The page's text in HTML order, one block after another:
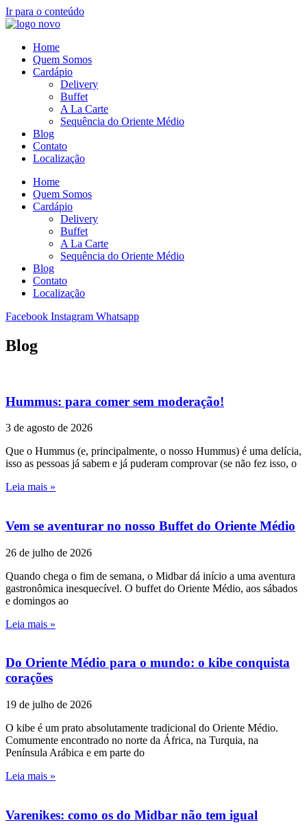
Ir para o conteúdo
Home
Quem Somos
Cardápio
Delivery
Buffet
A La Carte
Sequência do Oriente Médio
Blog
Contato
Localização
Home
Quem Somos
Cardápio
Delivery
Buffet
A La Carte
Sequência do Oriente Médio
Blog
Contato
Localização
Facebook Instagram Whatsapp
Blog
Hummus: para comer sem moderação!
3 de agosto de 2026
Que o Hummus (e, principalmente, o nosso Hummus) é uma delícia,
isso as pessoas já sabem e já puderam comprovar (se não fez isso, o
Leia mais »
Vem se aventurar no nosso Buffet do Oriente Médio
26 de julho de 2026
Quando chega o fim de semana, o Midbar dá início a uma aventura
gastronômica inesquecível. O buffet do Oriente Médio, aos sábados
e domingos ao
Leia mais »
Do Oriente Médio para o mundo: o kibe conquista
corações
19 de julho de 2026
O kibe é um prato absolutamente tradicional do Oriente Médio.
Comumente encontrado no norte da África, na Turquia, na
Península Arábica e em parte do
Leia mais »
Varenikes: como os do Midbar não tem igual